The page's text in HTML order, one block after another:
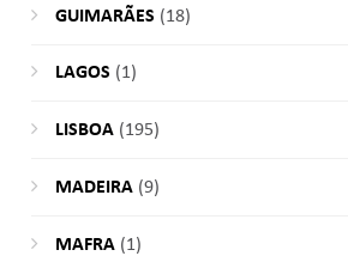
GUIMARÃES (18)
LAGOS (1)
LISBOA(195)
MADEIRA(9)
MAFRA(1)